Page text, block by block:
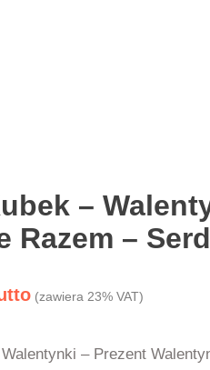
–
Razem –
(zawiera 23% VAT)
– Prezent